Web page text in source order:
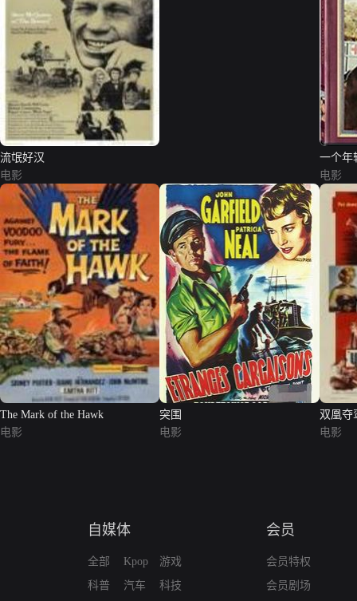
流氓好汉
电影
一个年
电影
The Mark of the Hawk
电影
突围
电影
双凰夺
电影
自媒体
全部
科普
Kpop
汽车
游戏
科技
会员
会员特权
会员剧场